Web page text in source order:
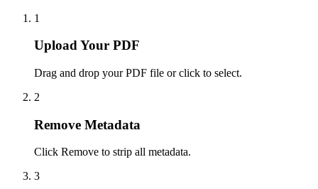
1
Upload Your PDF
Drag and drop your PDF file or click to select.
2
Remove Metadata
Click Remove to strip all metadata.
3